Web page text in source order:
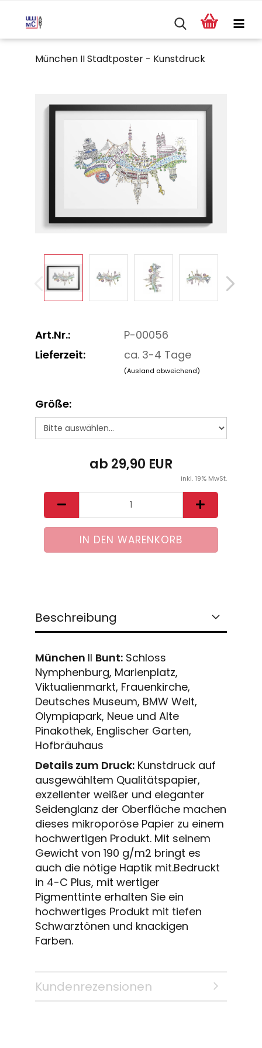
München II Stadtposter - Kunstdruck
Art.Nr.:
P-00056
Lieferzeit:
ca. 3-4 Tage
(Ausland abweichend)
Größe:
ab 29,90 EUR
inkl. 19% MwSt.
Beschreibung
München II Bunt: Schloss
Nymphenburg, Marienplatz,
Viktualienmarkt, Frauenkirche,
Deutsches Museum, BMW Welt,
Olympiapark, Neue und Alte
Pinakothek, Englischer Garten,
Hofbräuhaus
Details zum Druck: Kunstdruck auf
ausgewähltem Qualitätspapier,
exzellenter weißer und eleganter
Seidenglanz der Oberfläche machen
dieses mikroporöse Papier zu einem
hochwertigen Produkt. Mit seinem
Gewicht von 190 g/m2 bringt es
auch die nötige Haptik mit.Bedruckt
in 4-C Plus, mit wertiger
Pigmenttinte erhalten Sie ein
hochwertiges Produkt mit tiefen
Schwarztönen und knackigen
Farben.
Kundenrezensionen